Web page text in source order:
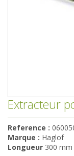
Extracteur
Reference :
Marque : Haglof
Longueur 300 mm